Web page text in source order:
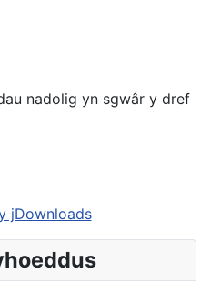
jDownloads